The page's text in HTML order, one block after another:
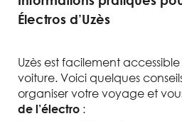
Électros d’Uzès
Uzès est facilement
voiture. Voici quelques
organiser votre voyage et
de l’électro :